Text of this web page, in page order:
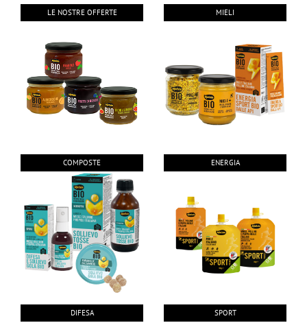
LE NOSTRE OFFERTE MIELI
COMPOSTE ENERGIA
DIFESA SPORT